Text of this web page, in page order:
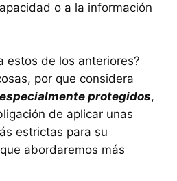
o a la información
estos de los anteriores?
por que considera
especialmente protegidos,
de aplicar unas
estrictas para su
abordaremos más